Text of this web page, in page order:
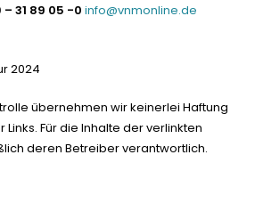
– 31 89 05 -0 info@vnmonline.de
2024
übernehmen wir keinerlei Haftung
Für die Inhalte der verlinkten
deren Betreiber verantwortlich.